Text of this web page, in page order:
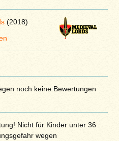
(2018)
noch keine Bewertungen
Nicht für Kinder unter 36
wegen